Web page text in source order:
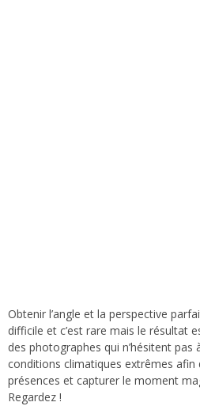
Obtenir l’angle et la perspective
difficile et c’est rare mais le résultat
des photographes qui n’hésitent
conditions climatiques extrêmes afin
présences et capturer le moment
Regardez !